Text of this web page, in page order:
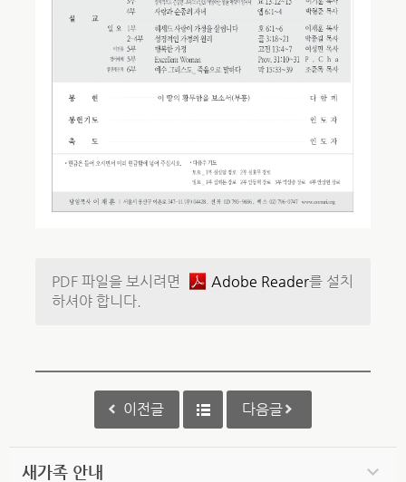
PDF 파일을 보시려면 Adobe Reader를 설치
하셔야 합니다.
이전글 다음글
새가족 안내